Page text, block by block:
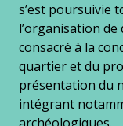
s’est poursuivie
l’organisation
consacré à la
quartier et du
présentation du
intégrant